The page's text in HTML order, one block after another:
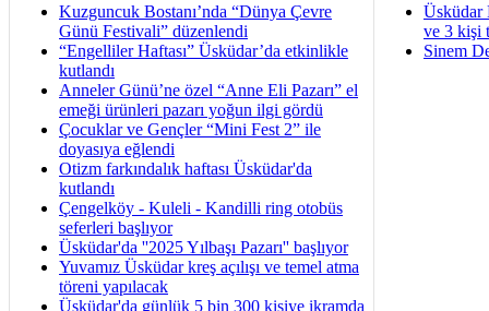
Kuzguncuk Bostanı’nda “Dünya Çevre
Günü Festivali” düzenlendi
“Engelliler Haftası” Üsküdar’da etkinlikle
kutlandı
Anneler Günü’ne özel “Anne Eli Pazarı” el
emeği ürünleri pazarı yoğun ilgi gördü
Çocuklar ve Gençler “Mini Fest 2” ile
doyasıya eğlendi
Otizm farkındalık haftası Üsküdar'da
kutlandı
Çengelköy - Kuleli - Kandilli ring otobüs
seferleri başlıyor
Üsküdar'da ''2025 Yılbaşı Pazarı'' başlıyor
Yuvamız Üsküdar kreş açılışı ve temel atma
töreni yapılacak
Üsküdar'da günlük 5 bin 300 kişiye ikramda
Üsküdar
ve 3 kişi
Sinem